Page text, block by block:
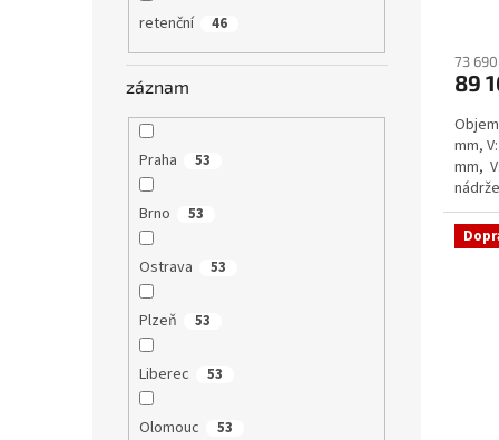
retenční 46
záznam
Praha 53
Brno 53
Ostrava 53
Plzeň 53
Liberec 53
Olomouc 53
73
89
mm,
mm,
nádrž